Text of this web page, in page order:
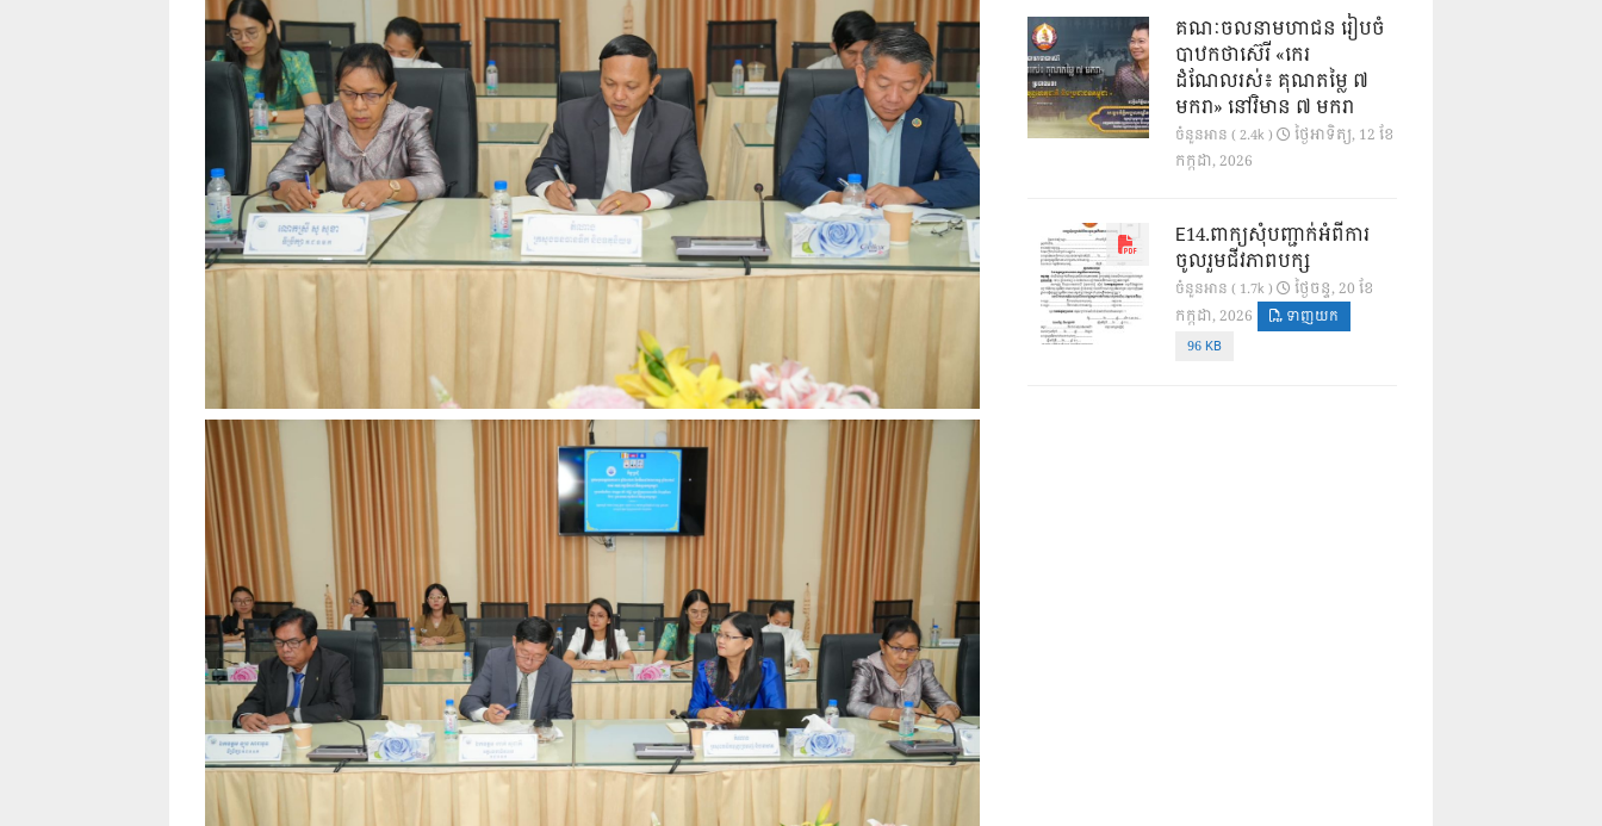
គណៈចលនាមហាជន រៀបចំ
បាឋកថាស៊េរី «កេរ
ដំណែលរស់៖ គុណតម្លៃ ៧
មករា» នៅវិមាន ៧ មករា
ចំនួនអាន ( 2.4k )
ថ្ងៃ​អាទិត្យ, 12 ខែ​
កក្កដា, 2026
E14.ពាក្យសុំបញ្ជាក់អំពីការ
ចូលរួមជីវភាពបក្ស
ចំនួនអាន ( 1.7k )
ថ្ងៃ​ចន្ទ, 20 ខែ​
កក្កដា, 2026
ទាញយក
96 KB